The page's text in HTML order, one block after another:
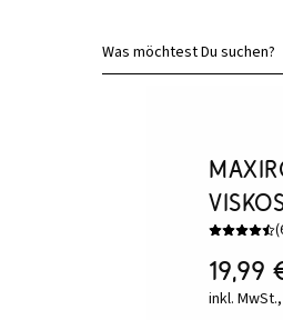
Was möchtest Du suchen?
(
19,99
inkl.